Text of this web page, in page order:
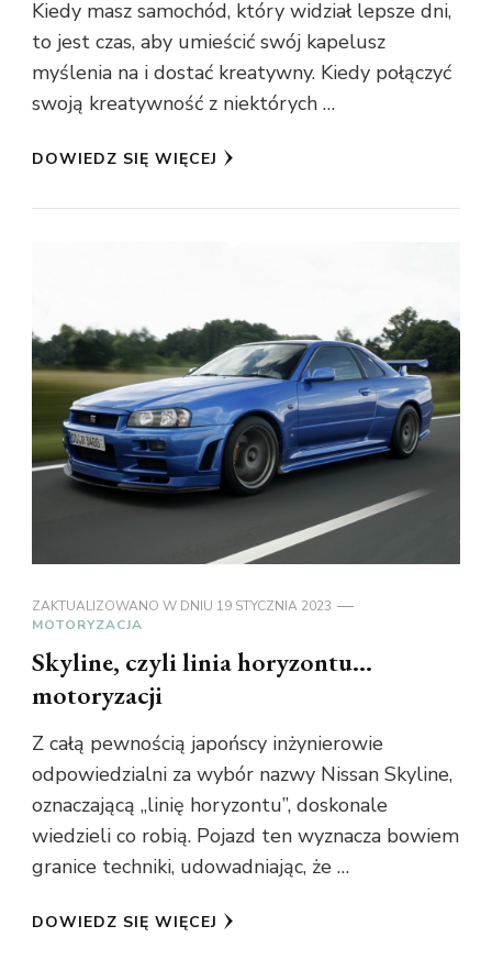
Kiedy masz samochód, który widział lepsze dni,
to jest czas, aby umieścić swój kapelusz
myślenia na i dostać kreatywny. Kiedy połączyć
swoją kreatywność z niektórych …
DOWIEDZ SIĘ WIĘCEJ
ZAKTUALIZOWANO W DNIU 19 STYCZNIA 2023
MOTORYZACJA
Skyline, czyli linia horyzontu…
motoryzacji
Z całą pewnością japońscy inżynierowie
odpowiedzialni za wybór nazwy Nissan Skyline,
oznaczającą ,,linię horyzontu”, doskonale
wiedzieli co robią. Pojazd ten wyznacza bowiem
granice techniki, udowadniając, że …
DOWIEDZ SIĘ WIĘCEJ